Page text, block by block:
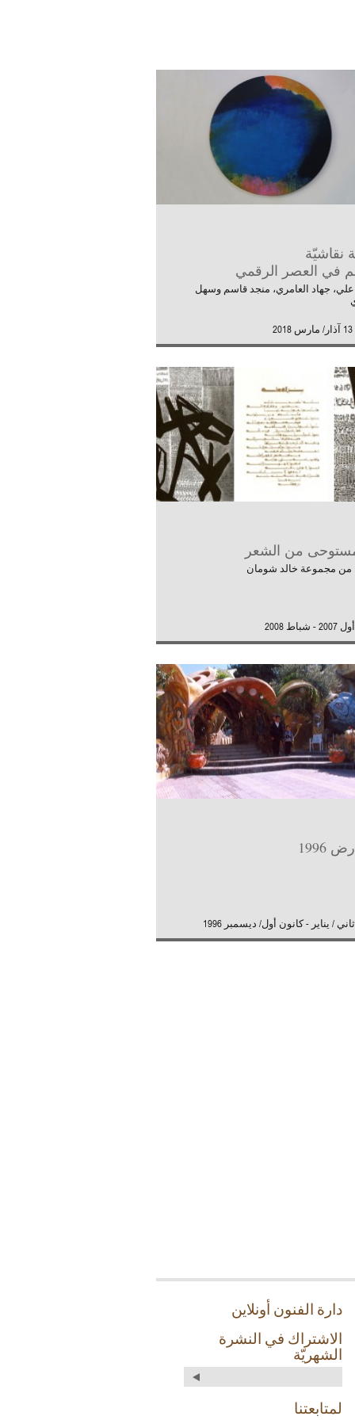
نقاشيّة
في العصر الرقمي
جهاد العامري، منجد قاسم وسهل
من الشعر
من مجموعة خالد شومان
2008
1996
/ يناير - كانون أول/ ديسمبر 1996
دارة الفنون أونلاين
الاشتراك في النشرة
الشهريّة
لمتابعتنا